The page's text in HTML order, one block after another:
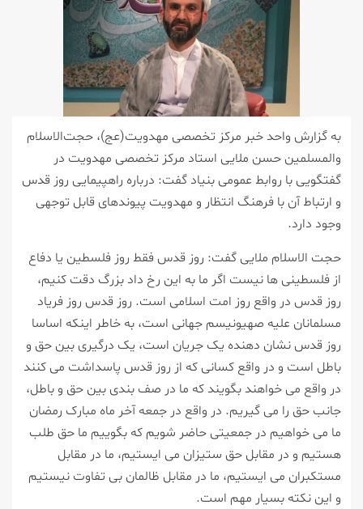
به گزارش واحد خبر مرکز تخصصی مهدویت(عج)، حجت‌الاسلام
والمسلمین حسن ملایی استاد مرکز تخصصی مهدویت در
گفتگویی با روابط عمومی بنیاد گفت: درباره راهپیمایی روز قدس
و ارتباط آن با فرهنگ انتظار و مهدویت پیوندهای قابل توجهی
وجود دارد.
حجت الاسلام ملایی گفت: روز قدس فقط روز فلسطین یا دفاع
از فلسطینی ها نیست اگر ما به این رخ داد بزرگ دقت کنیم،
روز قدس در واقع روز امت اسلامی است. روز قدس روز فریاد
مسلمانان علیه صهیونیسم جهانی است، به خاطر اینکه اساسا
روز قدس نشان دهنده یک جریان است، یک درگیری بین حق و
باطل است و در واقع کسانی که از روز قدس پاسداشت می کنند
در واقع می خواهند بگویند که ما در صف بندی بین حق و باطل،
جانب حق را می گیریم. در واقع در جمعه آخر ماه مبارک رمضان
ما می خواهیم در جمعیتی حاضر شویم که بگوییم ما حق طلب
هستیم و در مقابل حق ستیزان می ایستیم، ما در مقابل
مستکبران می ایستیم، ما در مقابل ظالمان بی تفاوت نیستیم
و این نکته بسیار مهم است.